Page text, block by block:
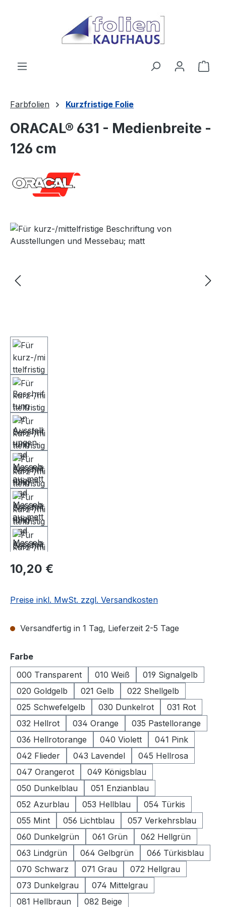
Farbfolien Kurzfristige Folie
ORACAL® 631 - Medienbreite -
126 cm
Bildergalerie überspringen
Regulärer Preis:
10,20 €
Preise inkl. MwSt. zzgl. Versandkosten
Versandfertig in 1 Tag, Lieferzeit 2-5 Tage
Farbeauswählen
000 Transparent
010 Weiß
019 Signalgelb
020 Goldgelb
021 Gelb
022 Shellgelb
025 Schwefelgelb
030 Dunkelrot
031 Rot
032 Hellrot
034 Orange
035 Pastellorange
036 Hellrotorange
040 Violett
041 Pink
042 Flieder
043 Lavendel
045 Hellrosa
047 Orangerot
049 Königsblau
050 Dunkelblau
051 Enzianblau
052 Azurblau
053 Hellblau
054 Türkis
055 Mint
056 Lichtblau
057 Verkehrsblau
060 Dunkelgrün
061 Grün
062 Hellgrün
063 Lindgrün
064 Gelbgrün
066 Türkisblau
070 Schwarz
071 Grau
072 Hellgrau
073 Dunkelgrau
074 Mittelgrau
081 Hellbraun
082 Beige